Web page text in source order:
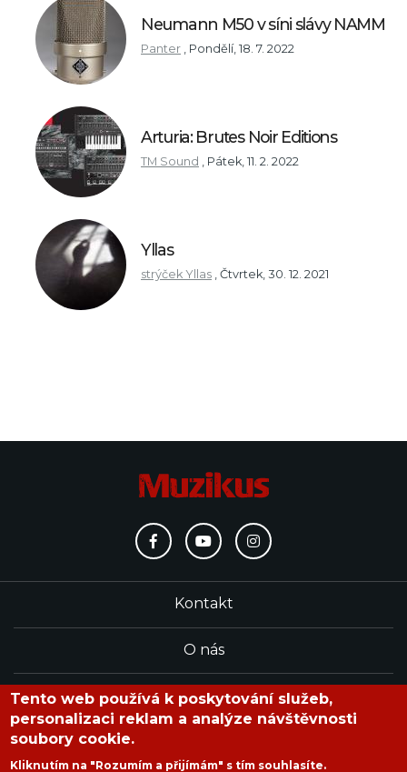
Neumann M50 v síni slávy NAMM
Panter , Pondělí, 18. 7. 2022
Arturia: Brutes Noir Editions
TM Sound , Pátek, 11. 2. 2022
Yllas
strýček Yllas , Čtvrtek, 30. 12. 2021
Kontakt
O nás
Redakce
Tento web používá k poskytování služeb,
personalizaci reklam a analýze návštěvnosti
soubory cookie.
Kliknutím na "Rozumím a přijímám" s tím souhlasíte.